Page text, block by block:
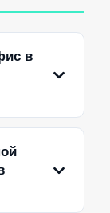
в